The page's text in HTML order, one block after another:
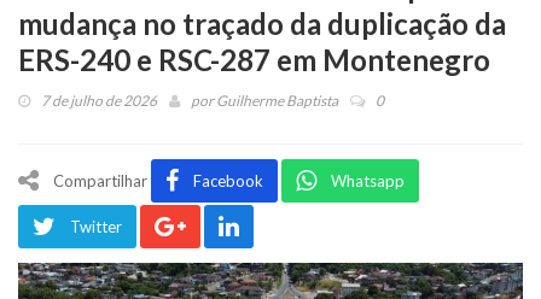
mudança no traçado da duplicação da
ERS-240 e RSC-287 em Montenegro
7 de julho de 2026 porGuilherme Baptista 0
Compartilhar Facebook Whatsapp
Twitter